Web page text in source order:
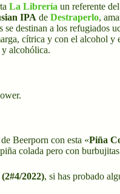
La Librería un referente
IPA de Destraperlo,
destinan a los refugiados
cítrica y con el alcohol y
alcohólica.
Beerporn con esta «Piña
colada pero con
(2#4/2022), si has probado